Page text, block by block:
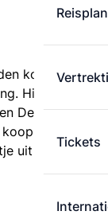
Tickets
kost
Hieronder
Delft en
Een e-
uit de